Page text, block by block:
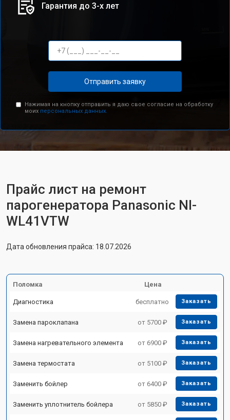
Гарантия до 3-х лет
Отправить заявку
Нажимая на кнопку отправить я даю свое согласие на обработку
моих персональных данных.
Прайс лист на ремонт
парогенератора Panasonic NI-
WL41VTW
Дата обновления прайса: 18.07.2026
Поломка Цена
Диагностика бесплатно Заказать
Замена пароклапана от 5700 ₽ Заказать
Замена нагревательного элемента от 6900 ₽ Заказать
Замена термостата от 5100 ₽ Заказать
Заменить бойлер от 6400 ₽ Заказать
Заменить уплотнитель бойлера от 5850 ₽ Заказать